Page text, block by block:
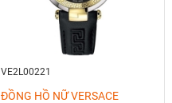
VE2L00221
ĐỒNG HỒ NỮ VERSACE